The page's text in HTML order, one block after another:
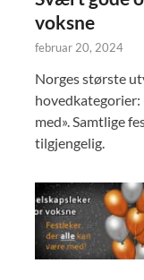
voksne
februar 20, 2024
Norges største
hovedkategorier:
med». Samtlige
tilgjengelig.